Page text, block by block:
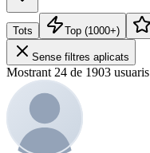
Tots Top (1000+)
Sense filtres aplicats
Mostrant 24 de 1903 usuaris